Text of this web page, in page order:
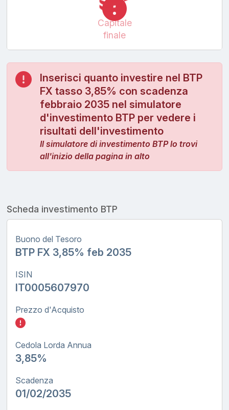
Capitale
finale
Inserisci quanto investire nel BTP
FX tasso 3,85% con scadenza
febbraio 2035 nel simulatore
d'investimento BTP per vedere i
risultati dell'investimento
Il simulatore di investimento BTP lo trovi
all'inizio della pagina in alto
Scheda investimento BTP
Buono del Tesoro
BTP FX 3,85% feb 2035
ISIN
IT0005607970
Prezzo d'Acquisto
Inserisci quanto investire nel BTP FX
Cedola Lorda Annua
3,85%
Scadenza
01/02/2035